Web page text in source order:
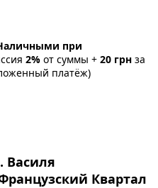
при
2% от суммы + 20 грн за
платёж)
Василя
Квартал